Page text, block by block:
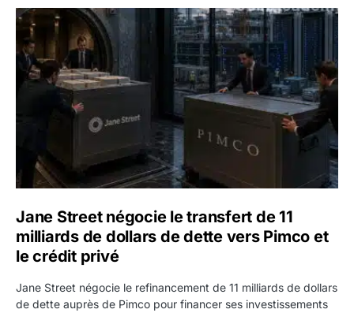
Jane Street négocie le transfert de 11 milliards de
Jane Street négocie le transfert de 11
milliards de dollars de dette vers Pimco et
le crédit privé
Jane Street négocie le refinancement de 11 milliards de dollars
de dette auprès de Pimco pour financer ses investissements